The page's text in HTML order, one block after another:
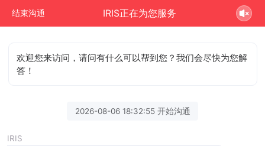
结束沟通 IRIS正在为您服务
欢迎您来访问，请问有什么可以帮到您？我们会尽快为您解
答！
2026-08-06 18:32:55 开始沟通
IRIS